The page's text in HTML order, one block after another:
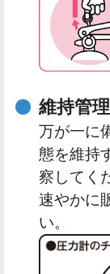
維持管理
万が一に
態を維持
察してく
速やかに
い。